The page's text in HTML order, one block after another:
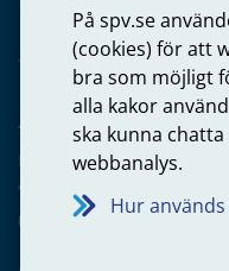
På spv.se
(cookies) för att
bra som möjligt
alla kakor
ska kunna
webbanalys.
Hur
Arbetsgivare
Frågor om administration
anställning
060-18 75 03